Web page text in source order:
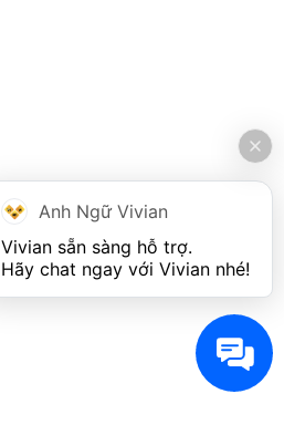
Anh Ngữ Vivian
Vivian sẵn sàng hỗ trợ.
Hãy chat ngay với Vivian nhé!